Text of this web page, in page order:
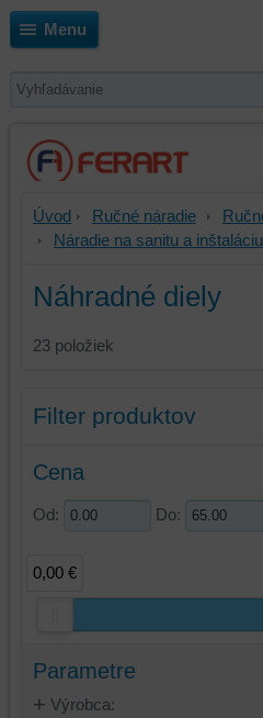
Menu
Úvod Ručné náradie
Náradie na sanitu a inštaláciu
Náhradné diely
23 položiek
Filter produktov
Cena
Od: Do:
0,00 €
Parametre
Výrobca: